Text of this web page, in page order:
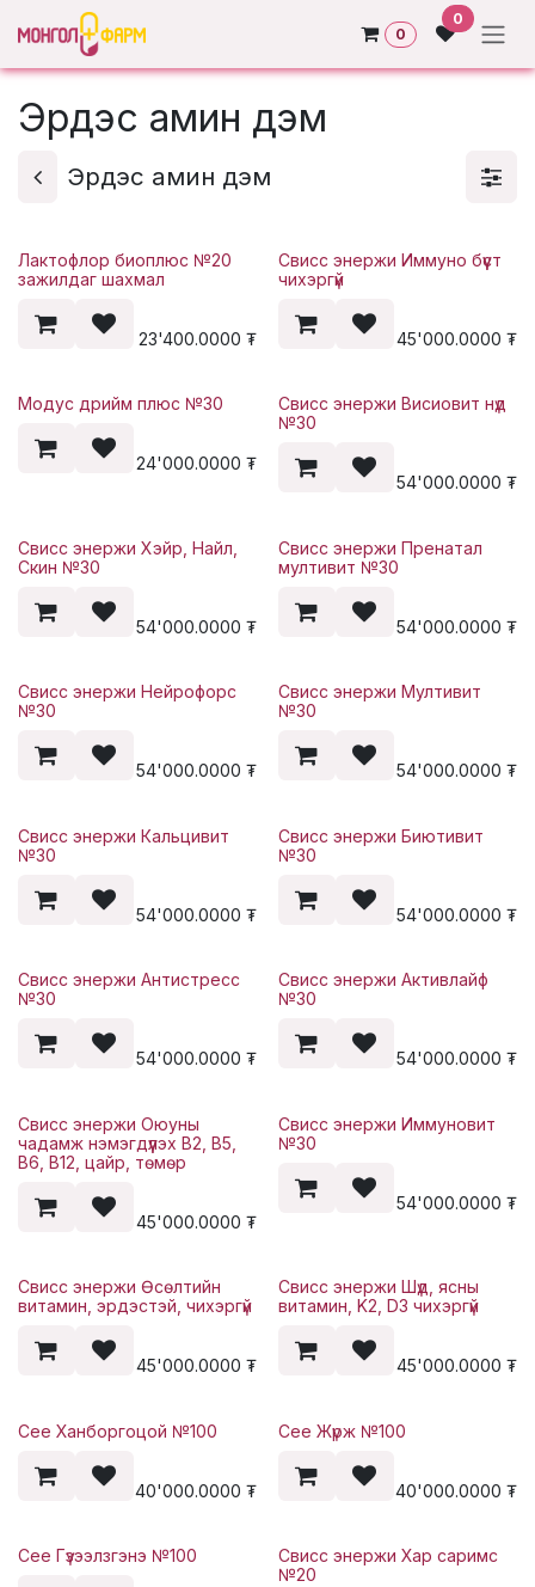
Skip to Content
0
0
Эрдэс амин дэм
Эрдэс амин дэм
Лактофлор биоплюс №20
зажилдаг шахмал
23'400.0000 ₮
Свисс энержи Иммуно бүүст
чихэргүй
45'000.0000 ₮
Модус дрийм плюс №30
24'000.0000 ₮
Свисс энержи Висиовит нүд
№30
54'000.0000 ₮
Свисс энержи Хэйр, Найл,
Скин №30
54'000.0000 ₮
Свисс энержи Пренатал
мултивит №30
54'000.0000 ₮
Свисс энержи Нейрофорс
№30
54'000.0000 ₮
Свисс энержи Мултивит
№30
54'000.0000 ₮
Свисс энержи Кальцивит
№30
54'000.0000 ₮
Свисс энержи Биютивит
№30
54'000.0000 ₮
Свисс энержи Антистресс
№30
54'000.0000 ₮
Свисс энержи Активлайф
№30
54'000.0000 ₮
Свисс энержи Оюуны
чадамж нэмэгдүүлэх B2, B5,
B6, B12, цайр, төмөр
45'000.0000 ₮
Свисс энержи Иммуновит
№30
54'000.0000 ₮
Свисс энержи Өсөлтийн
витамин, эрдэстэй, чихэргүй
45'000.0000 ₮
Свисс энержи Шүд, ясны
витамин, K2, D3 чихэргүй
45'000.0000 ₮
Сее Ханборгоцой №100
40'000.0000 ₮
Сее Жүрж №100
40'000.0000 ₮
Сее Гүзээлзгэнэ №100
Свисс энержи Хар саримс
№20